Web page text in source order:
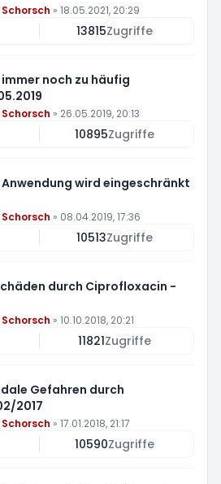
Schorsch » 18.05.2021, 20:29
13815Zugriffe
noch zu häufig
Schorsch » 26.05.2019, 20:13
10895Zugriffe
wird eingeschränkt
Schorsch » 08.04.2019, 17:36
10513Zugriffe
durch Ciprofloxacin -
Schorsch » 10.10.2018, 20:21
11821Zugriffe
Gefahren durch
2017
Schorsch » 17.01.2018, 21:17
10590Zugriffe